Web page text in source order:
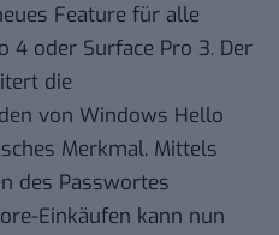
Feature für alle
4 oder Surface Pro 3. Der
die
von Windows Hello
Merkmal. Mittels
des Passwortes
Einkäufen kann nun